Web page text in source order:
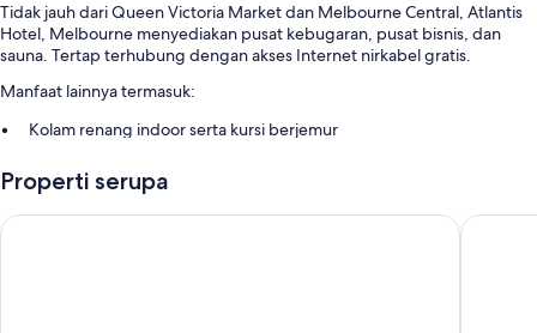
Tidak jauh dari Queen Victoria Market dan Melbourne Central, Atlantis
Hotel, Melbourne menyediakan pusat kebugaran, pusat bisnis, dan
sauna. Tertap terhubung dengan akses Internet nirkabel gratis.
Manfaat lainnya termasuk:
Kolam renang indoor serta kursi berjemur
parkir di properti
Properti bebas-rokok, brankas di resepsionis, dan parkir sepeda
Properti serupa
Great Southern Hotel Melbourne The